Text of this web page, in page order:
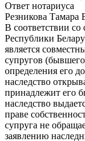
Ответ нотариуса
Резникова Тамара
В соответствии со
Республики
является
супругов
определения его
наследство
принадлежит его
наследство
праве
супруга не
заявлению